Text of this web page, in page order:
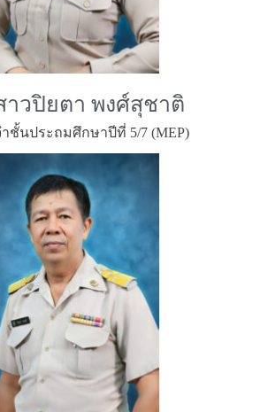
าวปิยตา พงศ์สุชาติ
ชั้นประถมศึกษาปีที่ 5/7 (MEP)